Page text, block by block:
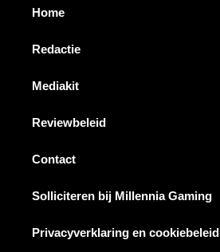
Home
Redactie
Mediakit
Reviewbeleid
Contact
Solliciteren bij Millennia Gaming
Privacyverklaring en cookiebeleid